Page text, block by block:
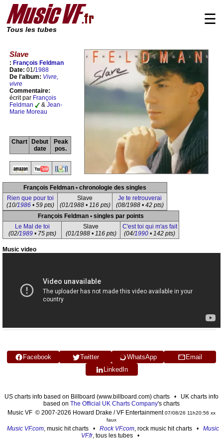
Tous les tubes
☰
Slave
: François Feldman
Date: 01/1988
De l'album: Vivre,
vivre
Commentaire:
écrit par François
Feldman
& Jean-
Marie Moreau
Chart
Debut
date
Peak
pos.
François Feldman • chronologie des singles
Rien que pour toi
(10/1986• 59 pts)
Slave
(01/1988 • 116 pts)
Je te retrouverai
(08/1988 • 42 pts)
François Feldman • singles par points
Le Mal de toi
(02/1989• 75 pts)
Slave
(01/1988 • 116 pts)
C'est toi qui m'as fait
(04/1990 • 142 pts)
Music video
Facebook Twitter WhatsApp
Email
LinkedIn
US charts info based on Billboard (www.billboard.com) charts • UK charts info
based on The Official UK Charts Company's charts
Music VF © 2007-2026 Howard Drake / VF Entertainment07/08/26 11h20:56 xx
faux
Music VF.com, music hit charts • Rock VF.com, rock music hit charts • Music
VF.fr, tous les tubes •